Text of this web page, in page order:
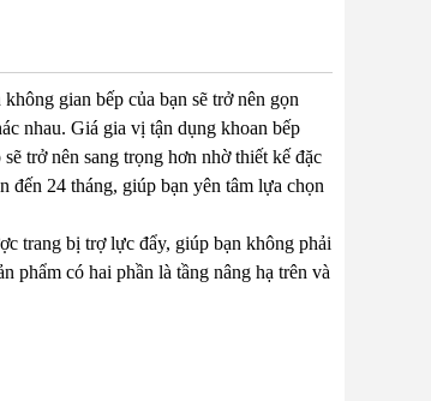
gian bếp của bạn sẽ trở nên gọn
nhau. Giá gia vị tận dụng khoan bếp
trở nên sang trọng hơn nhờ thiết kế đặc
đến 24 tháng, giúp bạn yên tâm lựa chọn
trang bị trợ lực đẩy, giúp bạn không phải
phẩm có hai phần là tầng nâng hạ trên và